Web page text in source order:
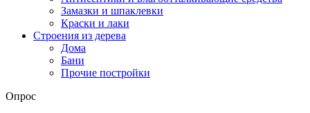
Замазки и шпаклевки
Краски и лаки
Строения из дерева
Дома
Бани
Прочие постройки
Опрос